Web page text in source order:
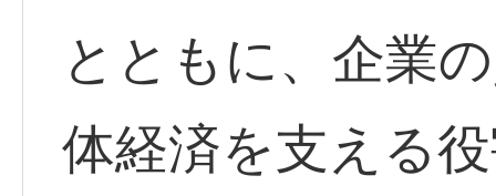
とともに、企業
体経済を支える